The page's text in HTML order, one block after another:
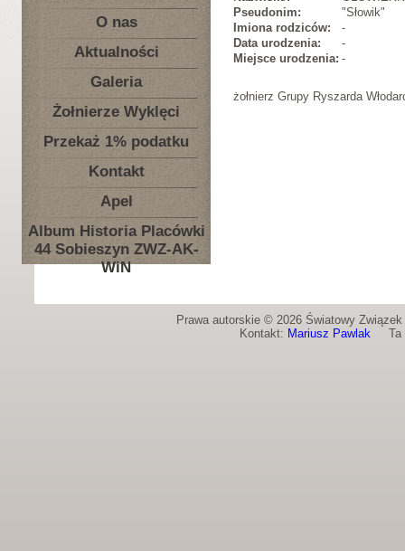
O nas
Aktualności
Galeria
Żołnierze Wyklęci
Przekaż 1% podatku
Kontakt
Apel
Album Historia Placówki
44 Sobieszyn ZWZ-AK-
WiN
Pseudonim:
"Słowik"
Imiona rodziców:
-
Data urodzenia:
-
Miejsce urodzenia: -
żołnierz Grupy Ryszarda
Prawa autorskie © 2026 Światowy
Kontakt: Mariusz PawlakTa